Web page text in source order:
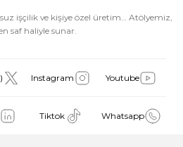
işçilik ve kişiye özel üretim… Atölyemiz,
saf haliyle sunar.
Instagram Youtube
Tiktok Whatsapp